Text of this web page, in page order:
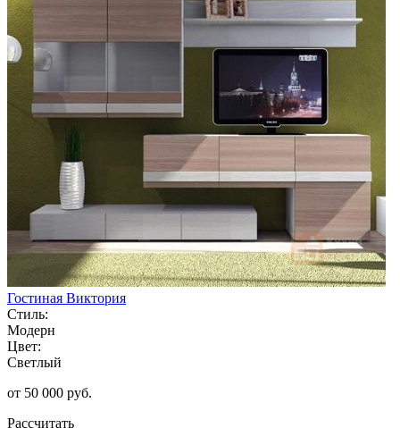
Гостиная Виктория
Стиль:
Модерн
Цвет:
Светлый
от 50 000 руб.
Рассчитать